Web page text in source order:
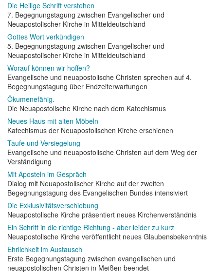
Die Heilige Schrift verstehen
7. Begegnungstagung zwischen Evangelischer und
Neuapostolischer Kirche in Mitteldeutschland
Gottes Wort verkündigen
5. Begegnungstagung zwischen Evangelischer und
Neuapostolischer Kirche in Mitteldeutschland
Worauf können wir hoffen?
Evangelische und neuapostolische Christen sprechen auf 4.
Begegnungstagung über Endzeiterwartungen
Ökumenefähig.
Die Neuapostolische Kirche nach dem Katechismus
Neues Haus mit alten Möbeln
Katechismus der Neuapostolischen Kirche erschienen
Taufe und Versiegelung
Evangelische und neuapostolische Christen auf dem Weg der
Verständigung
Mit Aposteln im Gespräch
Dialog mit Neuapostolischer Kirche auf der zweiten
Begegnungstagung des Evangelischen Bundes intensiviert
Die Exklusivitätsverschiebung
Neuapostolische Kirche präsentiert neues Kirchenverständnis
Ein Schritt in die richtige Richtung - aber leider zu kurz
Neuapostolische Kirche veröffentlicht neues Glaubensbekenntnis
Ehrlichkeit im Austausch
Erste Begegnungstagung zwischen evangelischen und
neuapostolischen Christen in Meißen beendet